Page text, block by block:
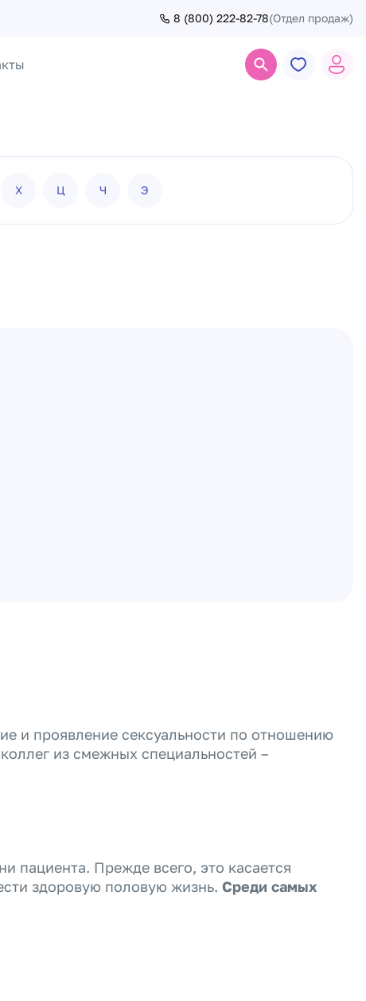
8 (800) 222-82-78(Отдел продаж)
Х Ц Ч Э
и проявление сексуальности по отношению
из смежных специальностей –
пациента. Прежде всего, это касается
здоровую половую жизнь. Среди самых